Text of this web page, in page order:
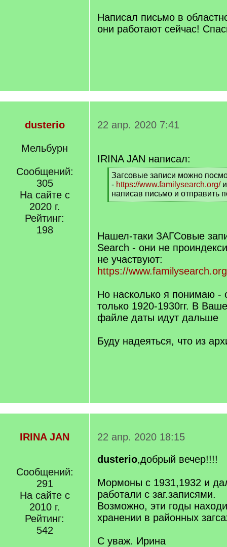
Написал письмо в
они работают сейчас!
dusterio
Мельбурн
Сообщений:
305
На сайте с
2020 г.
Рейтинг:
198
22 апр. 2020 7:41
IRINA JAN написал:
[
q
]
Загсовые записи можно
- https://www.familysearch.org/
написав письмо и отправить
[
Нашел-таки ЗАГСовые
Search - они не
не участвуют:
https://
Но насколько я понимаю -
только 1920-1930гг. В
файле даты идут дальше
Буду надеяться, что из
IRINA JAN
Сообщений:
291
На сайте с
2010 г.
Рейтинг:
542
22 апр. 2020 18:15
dusterio,добрый вечер!!!!
Мормоны с 1931,1932 и
работали с заг.записями.
Возможно, эти годы
хранении в районных
С уваж. Ирина